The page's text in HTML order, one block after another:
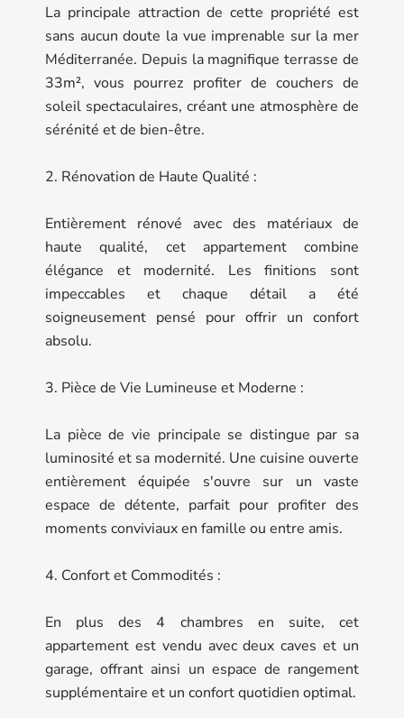
La principale attraction de cette propriété est
sans aucun doute la vue imprenable sur la mer
Méditerranée. Depuis la magnifique terrasse de
33m², vous pourrez profiter de couchers de
soleil spectaculaires, créant une atmosphère de
sérénité et de bien-être.
2. Rénovation de Haute Qualité :
Entièrement rénové avec des matériaux de
haute qualité, cet appartement combine
élégance et modernité. Les finitions sont
impeccables et chaque détail a été
soigneusement pensé pour offrir un confort
absolu.
3. Pièce de Vie Lumineuse et Moderne :
La pièce de vie principale se distingue par sa
luminosité et sa modernité. Une cuisine ouverte
entièrement équipée s'ouvre sur un vaste
espace de détente, parfait pour profiter des
moments conviviaux en famille ou entre amis.
4. Confort et Commodités :
En plus des 4 chambres en suite, cet
appartement est vendu avec deux caves et un
garage, offrant ainsi un espace de rangement
supplémentaire et un confort quotidien optimal.